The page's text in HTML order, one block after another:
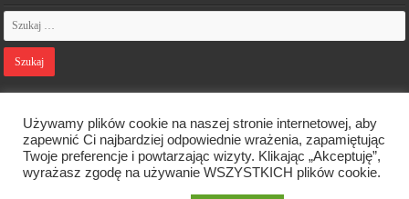
Designed by Webdawid
Używamy plików cookie na naszej stronie internetowej, aby
zapewnić Ci najbardziej odpowiednie wrażenia, zapamiętując
Twoje preferencje i powtarzając wizyty. Klikając „Akceptuję”,
wyrażasz zgodę na używanie WSZYSTKICH plików cookie.